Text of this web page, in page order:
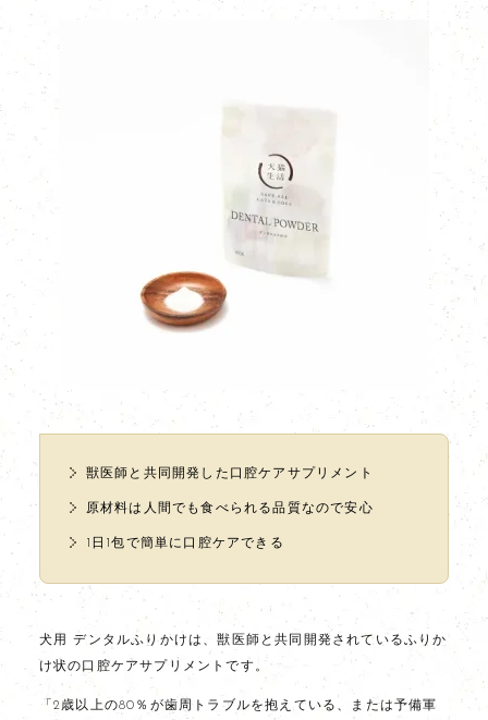
獣医師と共同開発した口腔ケアサプリメント
原材料は人間でも食べられる品質なので安心
1日1包で簡単に口腔ケアできる
犬用 デンタルふりかけは、獣医師と共同開発されているふりか
け状の口腔ケアサプリメントです。
「2歳以上の80％が歯周トラブルを抱えている、または予備軍